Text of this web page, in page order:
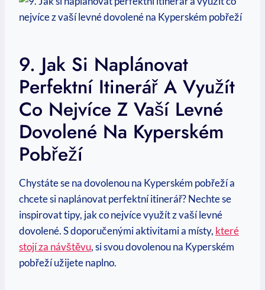
9.​ Jak Si Naplánovat‍
Perfektní Itinerář A ‍využít
Co Nejvíce Z ⁢vaší Levné⁢
Dovolené Na ⁢Kyperském
Pobřeží
Chystáte se ‌na dovolenou na Kyperském pobřeží‌ a
chcete si ⁣naplánovat ⁣perfektní itinerář? ⁢Nechte se
inspirovat ⁤tipy, ​jak co nejvíce využít z vaší ⁣levné
dovolené. S⁢ doporučenými aktivitami a místy, které​
stojí za ‍návštěvu,⁢ si svou dovolenou ​na Kyperském‌
pobřeží ​užijete⁣ naplno.